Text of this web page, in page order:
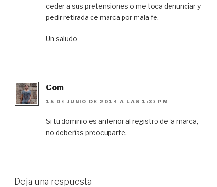
ceder a sus pretensiones o me toca denunciar y
pedir retirada de marca por mala fe.
Un saludo
Com
15 DE JUNIO DE 2014 A LAS 1:37 PM
Si tu dominio es anterior al registro de la marca,
no deberías preocuparte.
Deja una respuesta